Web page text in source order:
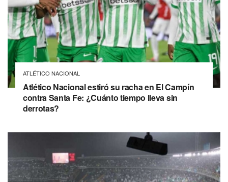
ATLÉTICO NACIONAL
Atlético Nacional estiró su racha en El Campín
contra Santa Fe: ¿Cuánto tiempo lleva sin
derrotas?